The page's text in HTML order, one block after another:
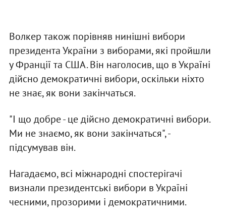
Волкер також порівняв нинішні вибори
президента України з виборами, які пройшли
у Франції та США. Він наголосив, що в Україні
дійсно демократичні вибори, оскільки ніхто
не знає, як вони закінчаться.
"І що добре - це дійсно демократичні вибори.
Ми не знаємо, як вони закінчаться", -
підсумував він.
Нагадаємо, всі міжнародні спостерігачі
визнали президентські вибори в Україні
чесними, прозорими і демократичними.